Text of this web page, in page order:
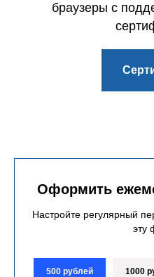
браузеры с
Оформить
Настройте регулярный
эту
500 рублей 1000